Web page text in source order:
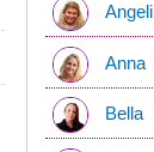
Angeli
Anna
Bella